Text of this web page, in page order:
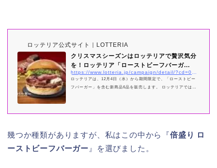
ロッテリア公式サイト｜LOTTERIA
クリスマスシーズンはロッテリアで贅沢気分
を！ロッテリア「ローストビーフバーガ...
ロッテリアは、12月4日（水）から期間限定で、「ローストビー
フバーガー」を含む新商品6品を販売します。 ロッテリアでは、
幾つか種類がありますが、私はこの中から『倍盛り ロ
ーストビーフバーガー 』を選びました。